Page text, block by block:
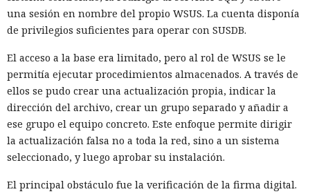
una sesión en nombre del propio WSUS. La cuenta disponía
de privilegios suficientes para operar con SUSDB.
El acceso a la base era limitado, pero al rol de WSUS se le
permitía ejecutar procedimientos almacenados. A través de
ellos se pudo crear una actualización propia, indicar la
dirección del archivo, crear un grupo separado y añadir a
ese grupo el equipo concreto. Este enfoque permite dirigir
la actualización falsa no a toda la red, sino a un sistema
seleccionado, y luego aprobar su instalación.
El principal obstáculo fue la verificación de la firma digital.